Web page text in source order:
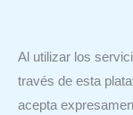
Al utilizar los
través de esta
acepta